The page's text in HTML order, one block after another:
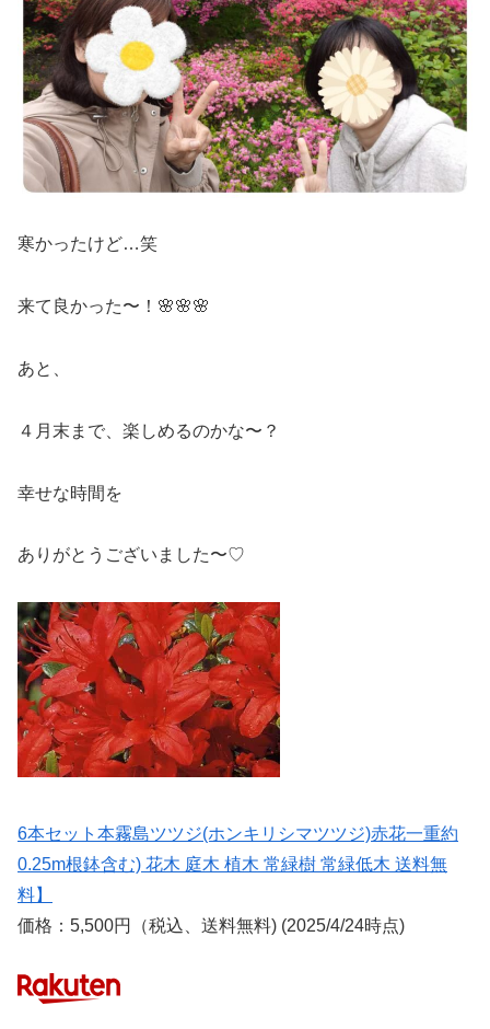
寒かったけど…笑
来て良かった〜！🌸🌸🌸
あと、
４月末まで、楽しめるのかな〜？
幸せな時間を
ありがとうございました〜♡
6本セット本霧島ツツジ(ホンキリシマツツジ)赤花一重約
0.25m根鉢含む) 花木 庭木 植木 常緑樹 常緑低木 送料無
料】
価格：5,500円（税込、送料無料) (2025/4/24時点)